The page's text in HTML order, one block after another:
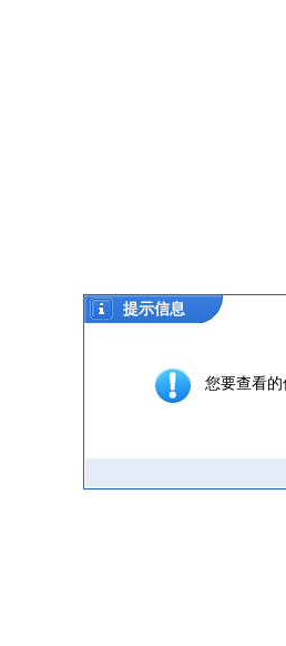
提示信息
您要查看